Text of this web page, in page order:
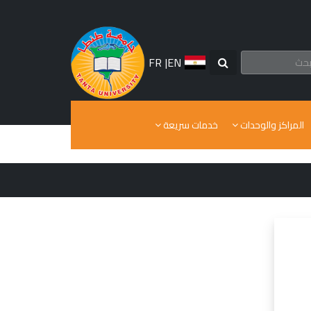
EN
|
FR
المراكز والوحدات خدمات سريعة